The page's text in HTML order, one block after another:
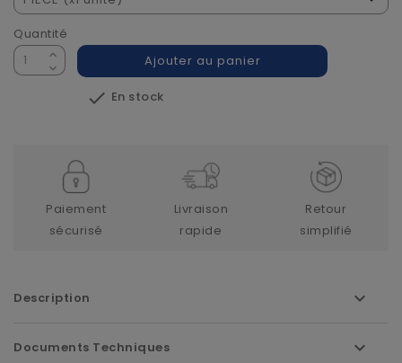
Quantité
Ajouter au panier
 En stock
Paiement
sécurisé
Livraison
rapide
Retour
simplifié
Description
Documents Techniques